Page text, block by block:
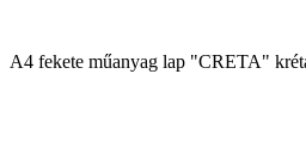
A4 fekete műanyag lap "CRETA"